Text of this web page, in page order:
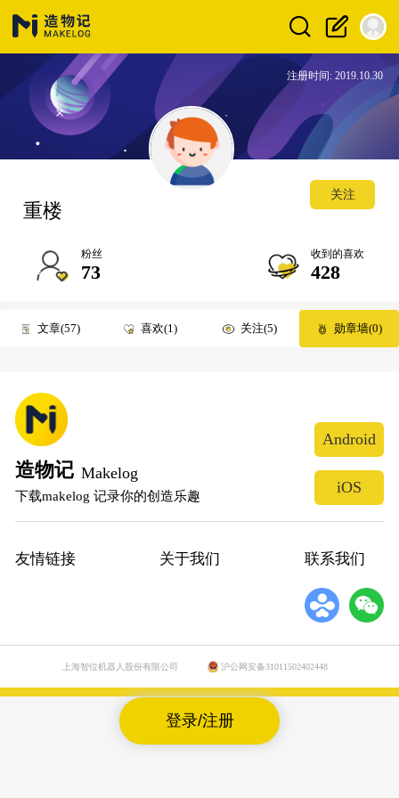
登录/注册
注册时间: 2019.10.30
重楼
关注
粉丝
73
收到的喜欢
428
文章 57 喜欢 1 关注 5 勋章墙 0
造物记 Makelog
下载makelog 记录你的创造乐趣
Android
iOS
友情链接 关于我们 联系我们
上海智位机器人股份有限公司 沪公网安备31011502402448